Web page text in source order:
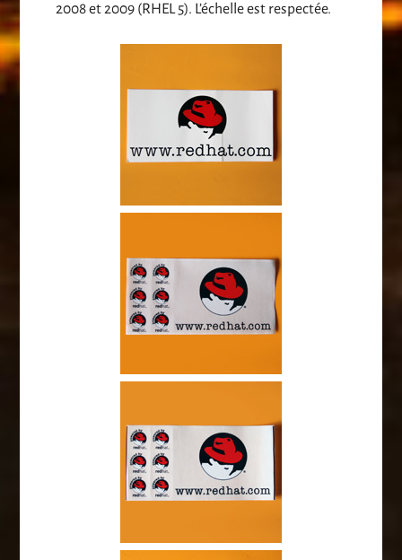
2008 et 2009 (RHEL 5). L’échelle est respectée.